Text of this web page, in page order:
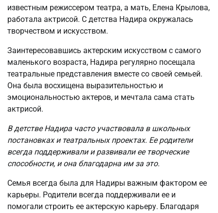
известным режиссером театра, а мать, Елена Крылова,
работала актрисой. С детства Надира окружалась
творчеством и искусством.
Заинтересовавшись актерским искусством с самого
маленького возраста, Надира регулярно посещала
театральные представления вместе со своей семьей.
Она была восхищена выразительностью и
эмоциональностью актеров, и мечтала сама стать
актрисой.
В детстве Надира часто участвовала в школьных
постановках и театральных проектах. Ее родители
всегда поддерживали и развивали ее творческие
способности, и она благодарна им за это.
Семья всегда была для Надиры важным фактором ее
карьеры. Родители всегда поддерживали ее и
помогали строить ее актерскую карьеру. Благодаря